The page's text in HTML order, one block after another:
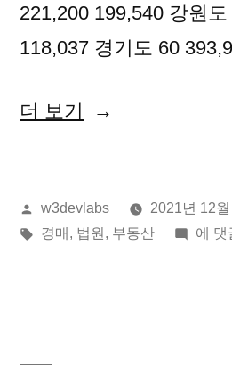
221,200 199,540 강원
118,037 경기도 60
더 보기 “2021
월
올
린
w3devlabs 2021년 12
태
경매 , 법원 , 부동산
2021
에 댓